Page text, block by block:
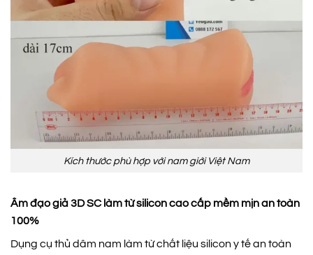
Kích thước phù hợp với nam giới Việt Nam
Âm đạo giả 3D SC làm từ silicon cao cấp mềm mịn an toàn
100%
Dụng cụ thủ dâm nam làm từ chất liệu silicon y tế an toàn